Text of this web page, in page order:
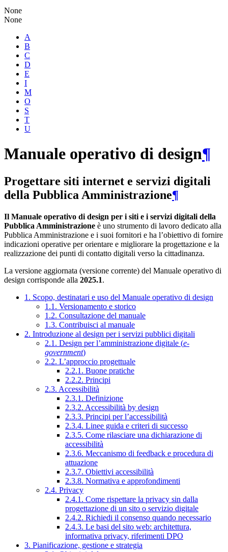
None
None
A
B
C
D
E
I
M
O
S
T
U
Manuale operativo di design¶
Progettare siti internet e servizi digitali
della Pubblica Amministrazione¶
Il Manuale operativo di design per i siti e i servizi digitali della
Pubblica Amministrazione è uno strumento di lavoro dedicato alla
Pubblica Amministrazione e i suoi fornitori e ha l’obiettivo di fornire
indicazioni operative per orientare e migliorare la progettazione e la
realizzazione dei punti di contatto digitali verso la cittadinanza.
La versione aggiornata (versione corrente) del Manuale operativo di
design corrisponde alla 2025.1.
1. Scopo, destinatari e uso del Manuale operativo di design
1.1. Versionamento e storico
1.2. Consultazione del manuale
1.3. Contribuisci al manuale
2. Introduzione al design per i servizi pubblici digitali
2.1. Design per l’amministrazione digitale (e-
government)
2.2. L’approccio progettuale
2.2.1. Buone pratiche
2.2.2. Principi
2.3. Accessibilità
2.3.1. Definizione
2.3.2. Accessibilità by design
2.3.3. Principi per l’accessibilità
2.3.4. Linee guida e criteri di successo
2.3.5. Come rilasciare una dichiarazione di
accessibilità
2.3.6. Meccanismo di feedback e procedura di
attuazione
2.3.7. Obiettivi accessibilità
2.3.8. Normativa e approfondimenti
2.4. Privacy
2.4.1. Come rispettare la privacy sin dalla
progettazione di un sito o servizio digitale
2.4.2. Richiedi il consenso quando necessario
2.4.3. Le basi del sito web: architettura,
informativa privacy, riferimenti DPO
3. Pianificazione, gestione e strategia